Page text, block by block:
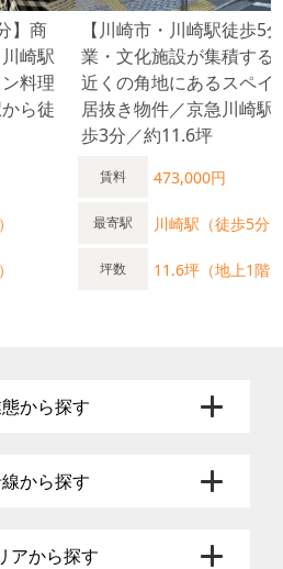
】商
崎駅
料理
ら徒
【川崎市・川崎駅徒歩5
業・文化施設が集積する
近くの角地にあるスペイ
居抜き物件／京急川崎駅
歩3分／約11.6坪
賃料 473,000円
最寄駅 川崎駅（徒歩5分
坪数 11.6坪（地上1階
から探す
から探す
アから探す